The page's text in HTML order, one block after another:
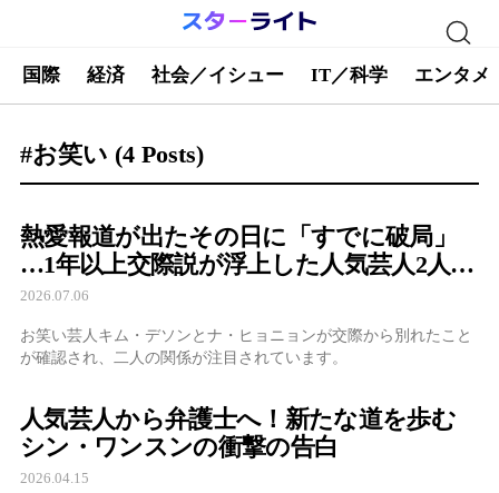
国際 経済 社会／イシュー IT／科学 エンタメ
#お笑い (4 Posts)
熱愛報道が出たその日に「すでに破局」
…1年以上交際説が浮上した人気芸人2人、
まさかの結末に注目
2026.07.06
お笑い芸人キム・デソンとナ・ヒョニョンが交際から別れたこと
が確認され、二人の関係が注目されています。
人気芸人から弁護士へ！新たな道を歩む
シン・ワンスンの衝撃の告白
2026.04.15